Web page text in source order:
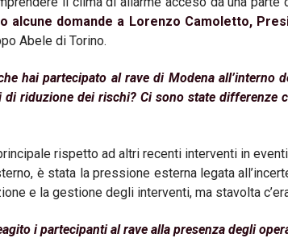
alcune domande a Lorenzo Camoletto,
Abele di Torino.
hai partecipato al rave di Modena
di riduzione dei rischi? Ci sono state differenze
rispetto ad altri recenti interventi in
è stata la pressione esterna legata
e la gestione degli interventi, ma stavolta
i partecipanti al rave alla presenza degli